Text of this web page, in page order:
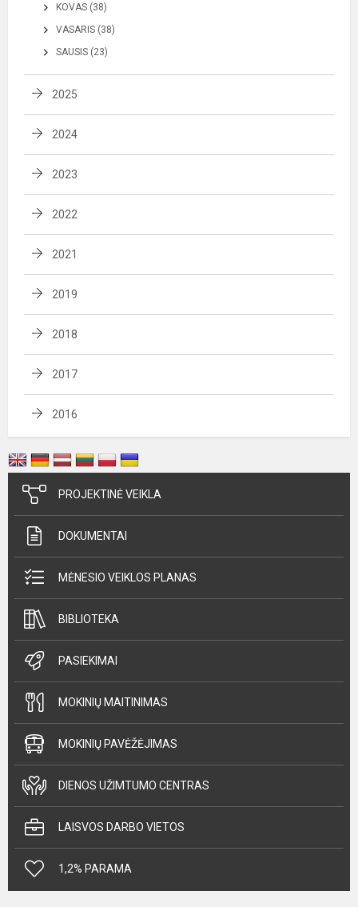
KOVAS (38)
VASARIS (38)
SAUSIS (23)
2025
2024
2023
2022
2021
2019
2018
2017
2016
PROJEKTINĖ VEIKLA
DOKUMENTAI
MĖNESIO VEIKLOS PLANAS
BIBLIOTEKA
PASIEKIMAI
MOKINIŲ MAITINIMAS
MOKINIŲ PAVĖŽĖJIMAS
DIENOS UŽIMTUMO CENTRAS
LAISVOS DARBO VIETOS
1,2% PARAMA